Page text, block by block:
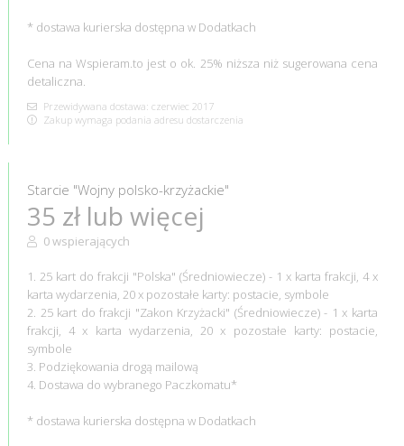
* dostawa kurierska dostępna w Dodatkach
Cena na Wspieram.to jest o ok. 25% niższa niż sugerowana cena
detaliczna.
Przewidywana dostawa: czerwiec 2017
Zakup wymaga podania adresu dostarczenia
Starcie "Wojny polsko-krzyżackie"
35 zł lub więcej
0 wspierających
1. 25 kart do frakcji "Polska" (Średniowiecze) - 1 x karta frakcji, 4 x
karta wydarzenia, 20 x pozostałe karty: postacie, symbole
2. 25 kart do frakcji "Zakon Krzyżacki" (Średniowiecze) - 1 x karta
frakcji, 4 x karta wydarzenia, 20 x pozostałe karty: postacie,
symbole
3. Podziękowania drogą mailową
4. Dostawa do wybranego Paczkomatu*
* dostawa kurierska dostępna w Dodatkach